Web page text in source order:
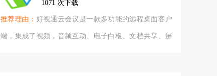
1071 次下载
推荐理由： 好视通云会议是一款多功能的远程桌面客户
端，集成了视频，音频互动、电子白板、文档共享、屏